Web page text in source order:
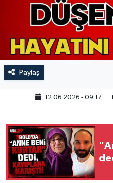
Paylaş
12.06.2026 - 09:17